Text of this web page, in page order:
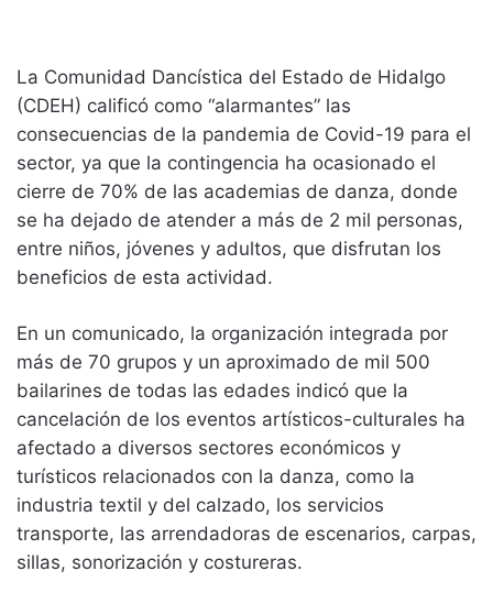
La Comunidad Dancística del Estado de Hidalgo
(CDEH) calificó como “alarmantes” las
consecuencias de la pandemia de Covid-19 para el
sector, ya que la contingencia ha ocasionado el
cierre de 70% de las academias de danza, donde
se ha dejado de atender a más de 2 mil personas,
entre niños, jóvenes y adultos, que disfrutan los
beneficios de esta actividad.
En un comunicado, la organización integrada por
más de 70 grupos y un aproximado de mil 500
bailarines de todas las edades indicó que la
cancelación de los eventos artísticos-culturales ha
afectado a diversos sectores económicos y
turísticos relacionados con la danza, como la
industria textil y del calzado, los servicios
transporte, las arrendadoras de escenarios, carpas,
sillas, sonorización y costureras.